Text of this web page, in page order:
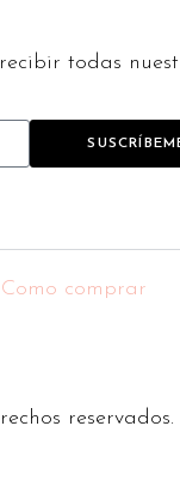
todas
Como comprar
reservados.